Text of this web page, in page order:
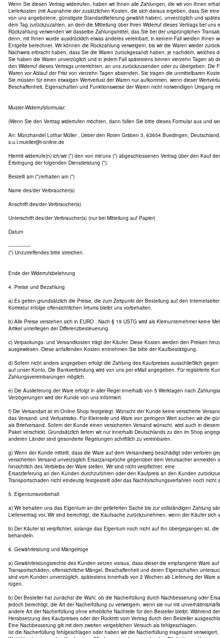
Wenn Sie diesen Vertrag widerrufen, haben wir Ihnen alle Zahlungen, die wir von Ihnen
Lieferkosten (mit Ausnahme der zusätzlichen Kosten, die sich daraus ergeben, dass Sie
von uns angebotene, günstigste Standardlieferung gewählt haben), unverzüglich und
dem Tag zurückzuzahlen, an dem die Mitteilung über Ihren Widerruf dieses Vertrags bei uns
Rückzahlung verwenden wir dasselbe Zahlungsmittel, das Sie bei der ursprünglichen
denn, mit Ihnen wurde ausdrücklich etwas anderes vereinbart; in keinem Fall werden Ihnen
Entgelte berechnet. Wir können die Rückzahlung verweigern, bis wir die Waren wieder
Nachweis erbracht haben, dass Sie die Waren zurückgesandt haben, je nachdem, welches
Sie haben die Waren unverzüglich und in jedem Fall spätestens binnen vierzehn Tagen ab
den Widerruf dieses Vertrags unterrichten, an uns zurückzusenden oder zu übergeben. Die
Waren vor Ablauf der Frist von vierzehn Tagen absenden. Sie tragen die unmittelbaren
Sie müssen für einen etwaigen Wertverlust der Waren nur aufkommen, wenn dieser
Beschaffenheit, Eigenschaften und Funktionsweise der Waren nicht notwendigen Umgang
Muster-Widerrufsformular:
(Wenn Sie den Vertrag widerrufen möchten, dann füllen Sie bitte dieses Formular aus und
An: Münzhandel Lothar Müller , Ueber den Roten Gräben 3, 63654 Buedingen,
s.u.l.mueller@t-online.de
Hiermit widerrufe(n) ich/wir (*) den von mir/uns (*) abgeschlossenen Vertrag über den Kauf
Erbringung der folgenden Dienstleistung (*):
Bestellt am (*)/erhalten am (*)
Name des/der Verbraucher(s)
Anschrift des/der Verbraucher(s)
Unterschrift des/der Verbraucher(s) (nur bei Mitteilung auf Papier)
Datum
---------------
(*) Unzutreffendes bitte streichen.
Ende der Widerrufsbelehrung
4. Preise und Bezahlung
a) Es gelten grundsätzlich die Preise, die zum Zeitpunkt der Bestellung auf den
Korrektur infolge offensichtlichen Irrtums bleibt uns vorbehalten.
b) Alle Preise verstehen sich in EURO . Nach § 19 USTG wird als Kleinunternehmer keine
Artikel unterliegen der Differenzbesteuerung.
c) Verpackungs- und Versandkosten trägt der Käufer. Diese Kosten werden den Preisen
ausgewiesen. Diese anfallenden Kosten entnehmen Sie bitte der Kaufbestätigung.
d) Sofern nicht anders angegeben erfolgt die Zahlung des Kaufpreises ausschließlich gegen
auf unser Konto. Die Bankverbindung wird von uns per eMail angegeben. Für registrierte
Zahlungsvereinbarungen möglich.
e) Die Auslieferung der Ware erfolgt in aller Regel innerhalb von 5 Werktagen nach
Verzögerungen wird der Kunde von uns informiert.
f) Die Versandart ist im Online Shop festgelegt. Wünscht der Kunde keine versicherte
das Versand- und Verlustrisiko. Für Kleinteile und Ware von geringem Wert suchen wir die
als Briefversand. Sofern der Kunde einen versicherten Versand wünscht, wird auch in
Paket verschickt. Grundsätzlich liefern wir nur innerhalb Deutschlands zu den im Shop
anderen Länder sind gesonderte Regelungen schriftlich zu vereinbaren.
g) Wenn der Kunde mitteilt, dass die Ware auf dem Versandweg beschädigt oder verloren
versicherten Versand unverzüglich Ersatzansprüche gegenüber dem Verursacher anmelden
hinsichtlich des Verbleibs der Ware stellen. Wir sind nicht verpflichtet, eine
Ersatzlieferung an den Kunden durchzuführen oder den Kaufpreis an den Kunden
Transportschaden nicht eindeutig festgestellt oder das Nachforschungsverfahren noch nicht
5. Eigentumsvorbehalt
a) Wir behalten uns das Eigentum an der gelieferten Sache bis zur vollständigen Zahlung
Liefervertrag vor. Wir sind berechtigt, die Kaufsache zurückzunehmen, wenn der Käufer sich
b) Der Käufer ist verpflichtet, solange das Eigentum noch nicht auf ihn übergegangen ist,
behandeln.
6. Gewährleistung und Mängelrüge
a) Gewährleistungsrechte des Kunden setzen voraus, dass dieser die empfangene Ware
Transportschäden, offensichtliche Mängel, Beschaffenheit und deren Eigenschaften
sind vom Kunden unverzüglich, spätestens innerhalb von 2 Wochen ab Lieferung der Ware
rügen.
b) Der Besteller hat zunächst die Wahl, ob die Nacherfüllung durch Nachbesserung oder
jedoch berechtigt, die Art der Nacherfüllung zu verweigern, wenn sie nur mit
andere Art der Nacherfüllung ohne erhebliche Nachteile für den Besteller bleibt. Während
Herabsetzung des Kaufpreises oder der Rücktritt vom Vertrag durch den Besteller
Eine Nachbesserung gilt mit dem zweiten vergeblichen Versuch als fehlgeschlagen.
Ist die Nacherfüllung fehlgeschlagen oder haben wir die Nacherfüllung insgesamt